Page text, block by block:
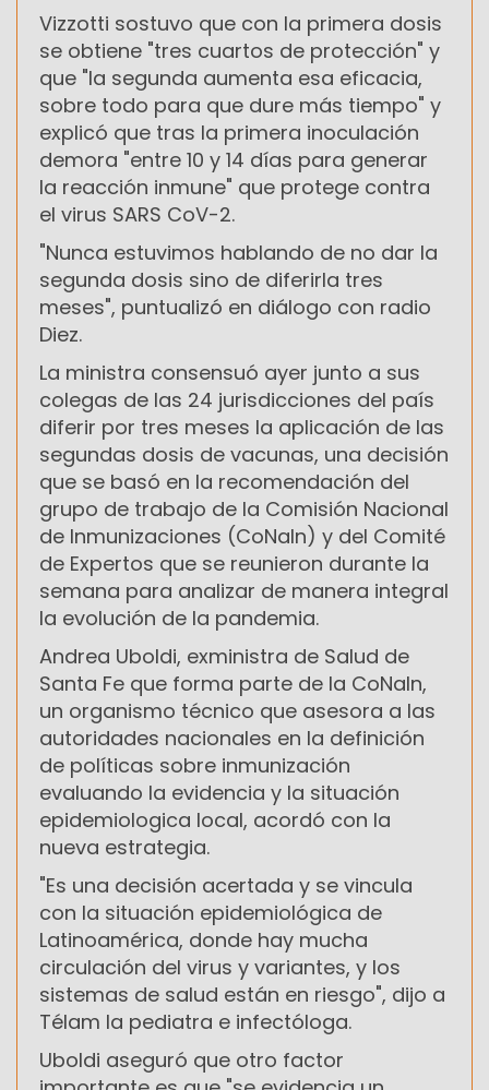
Vizzotti sostuvo que con la primera dosis
se obtiene "tres cuartos de protección" y
que "la segunda aumenta esa eficacia,
sobre todo para que dure más tiempo" y
explicó que tras la primera inoculación
demora "entre 10 y 14 días para generar
la reacción inmune" que protege contra
el virus SARS CoV-2.
"Nunca estuvimos hablando de no dar la
segunda dosis sino de diferirla tres
meses", puntualizó en diálogo con radio
Diez.
La ministra consensuó ayer junto a sus
colegas de las 24 jurisdicciones del país
diferir por tres meses la aplicación de las
segundas dosis de vacunas, una decisión
que se basó en la recomendación del
grupo de trabajo de la Comisión Nacional
de Inmunizaciones (CoNaIn) y del Comité
de Expertos que se reunieron durante la
semana para analizar de manera integral
la evolución de la pandemia.
Andrea Uboldi, exministra de Salud de
Santa Fe que forma parte de la CoNaIn,
un organismo técnico que asesora a las
autoridades nacionales en la definición
de políticas sobre inmunización
evaluando la evidencia y la situación
epidemiologica local, acordó con la
nueva estrategia.
"Es una decisión acertada y se vincula
con la situación epidemiológica de
Latinoamérica, donde hay mucha
circulación del virus y variantes, y los
sistemas de salud están en riesgo", dijo a
Télam la pediatra e infectóloga.
Uboldi aseguró que otro factor